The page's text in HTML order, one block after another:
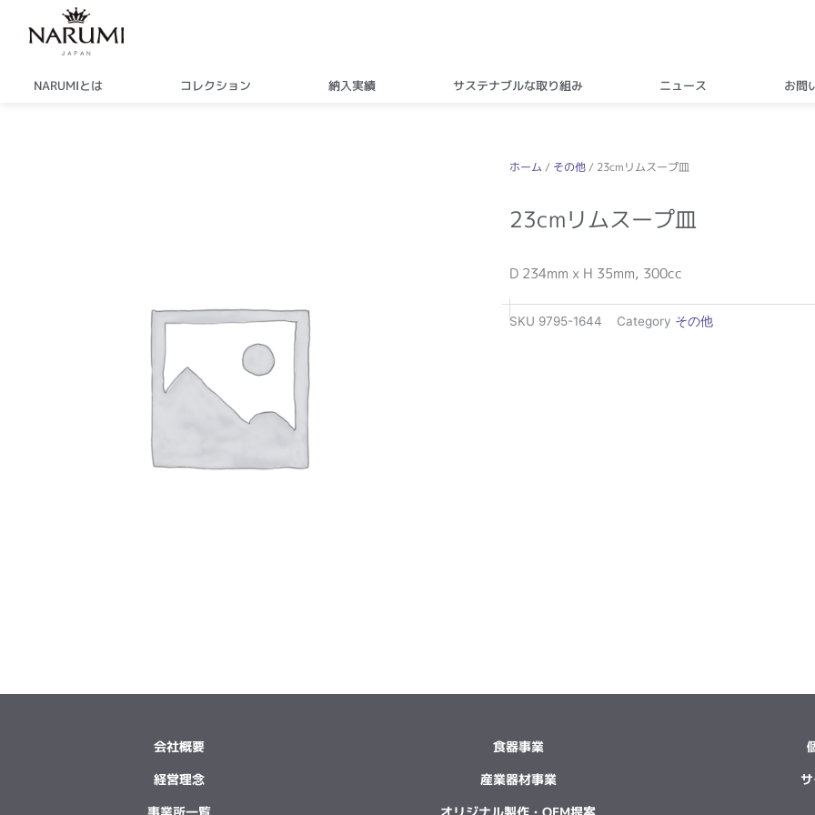
NARUMIとは コレクション 納入実績 サステナブルな取り組み ニュース お問
ホーム / その他 / 23cmリムスープ皿
23cmリムスープ皿
D 234mm x H 35mm, 300cc
SKU 9795-1644 Category その他
会社概要
経営理念
事業所一覧
食器事業
産業器材事業
オリジナル製作・OEM提案